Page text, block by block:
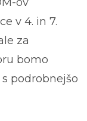
v 4. in 7.
za
bomo
podrobnejšo